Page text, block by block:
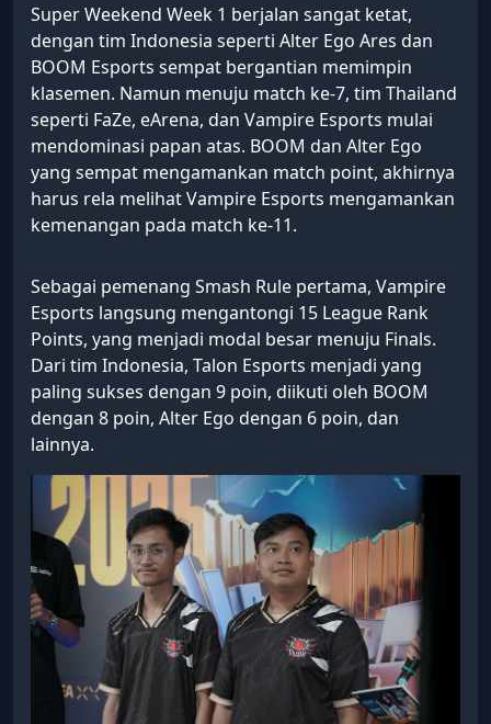
Super Weekend Week 1 berjalan sangat ketat,
dengan tim Indonesia seperti Alter Ego Ares dan
BOOM Esports sempat bergantian memimpin
klasemen. Namun menuju match ke-7, tim Thailand
seperti FaZe, eArena, dan Vampire Esports mulai
mendominasi papan atas. BOOM dan Alter Ego
yang sempat mengamankan match point, akhirnya
harus rela melihat Vampire Esports mengamankan
kemenangan pada match ke-11.
Sebagai pemenang Smash Rule pertama, Vampire
Esports langsung mengantongi 15 League Rank
Points, yang menjadi modal besar menuju Finals.
Dari tim Indonesia, Talon Esports menjadi yang
paling sukses dengan 9 poin, diikuti oleh BOOM
dengan 8 poin, Alter Ego dengan 6 poin, dan
lainnya.